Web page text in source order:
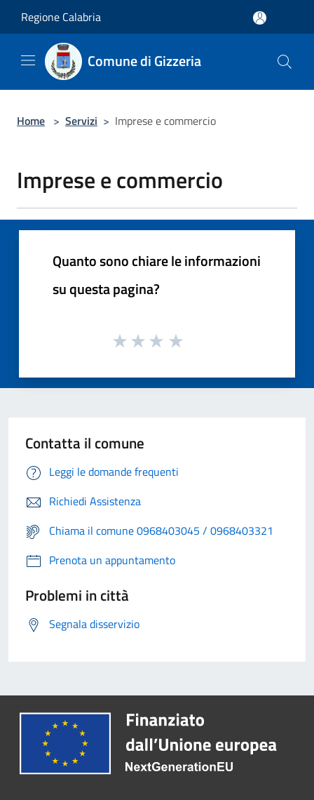
Regione Calabria
Comune di Gizzeria
Home > Servizi > Imprese e commercio
Imprese e commercio
Quanto sono chiare le informazioni
su questa pagina?
Contatta il comune
Leggi le domande frequenti
Richiedi Assistenza
Chiama il comune 0968403045 / 0968403321
Prenota un appuntamento
Problemi in città
Segnala disservizio